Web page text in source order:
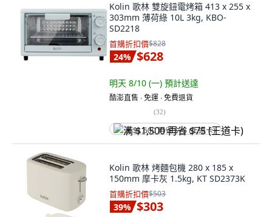
Kolin 歌林 雙旋鈕電烤箱 413 x 255 x
303mm 薄荷綠 10L 3kg, KBO-
SD2218
首購折扣價$828
24% $628
明天 8/10 (一) 預計送達
酷澎直售 ∙ 免運 ∙ 免費退貨
(32)
满 $1,500 再省 $75 (王道卡)
Kolin 歌林 烤麵包機 280 x 185 x
150mm 摩卡灰 1.5kg, KT SD2373K
首購折扣價$503
39% $303